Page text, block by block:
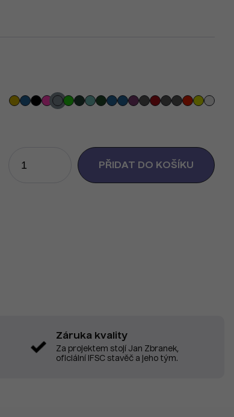
Záruka kvality
Za projektem stojí Jan Zbranek,
oficiální IFSC stavěč a jeho tým.